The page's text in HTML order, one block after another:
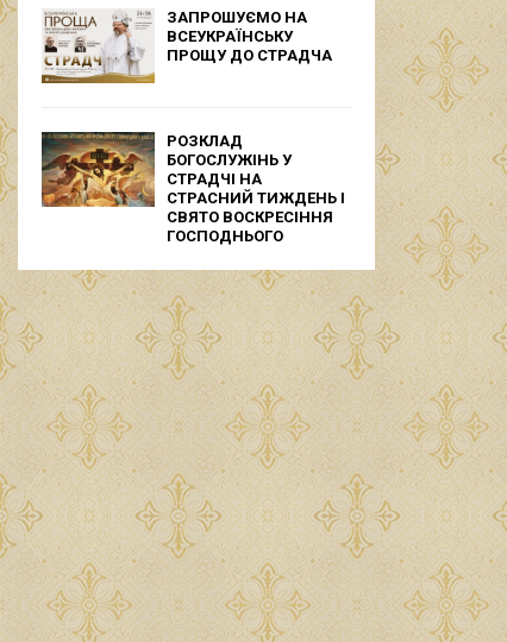
ЗАПРОШУЄМО НА
ВСЕУКРАЇНСЬКУ
ПРОЩУ ДО СТРАДЧА
РОЗКЛАД
БОГОСЛУЖІНЬ У
СТРАДЧІ НА
СТРАСНИЙ ТИЖДЕНЬ І
СВЯТО ВОСКРЕСІННЯ
ГОСПОДНЬОГО